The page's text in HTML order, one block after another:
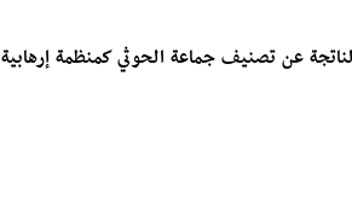
عن تصنيف جماعة الحوثي كمنظمة إرهابية